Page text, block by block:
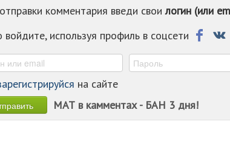
комментария введи своилогин (или
используя профиль в соцсети
на сайте
МАТ в камментах - БАН 3 дня!